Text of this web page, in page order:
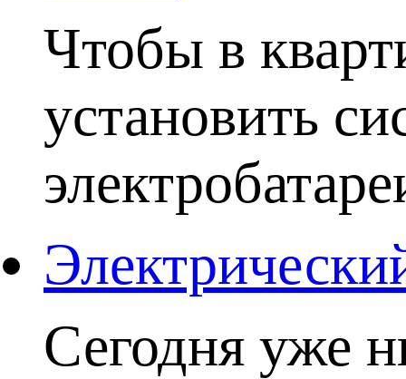
Чтобы в
установить
Сегодня уже